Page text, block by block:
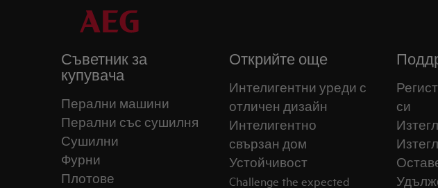
Съветник за
купувача
Перални машини
Перални със сушилня
Сушилни
Фурни
Плотове
Открийте още
Интелигентни уреди с
отличен дизайн
Интелигентно
свързан дом
Устойчивост
Challenge the expected
си